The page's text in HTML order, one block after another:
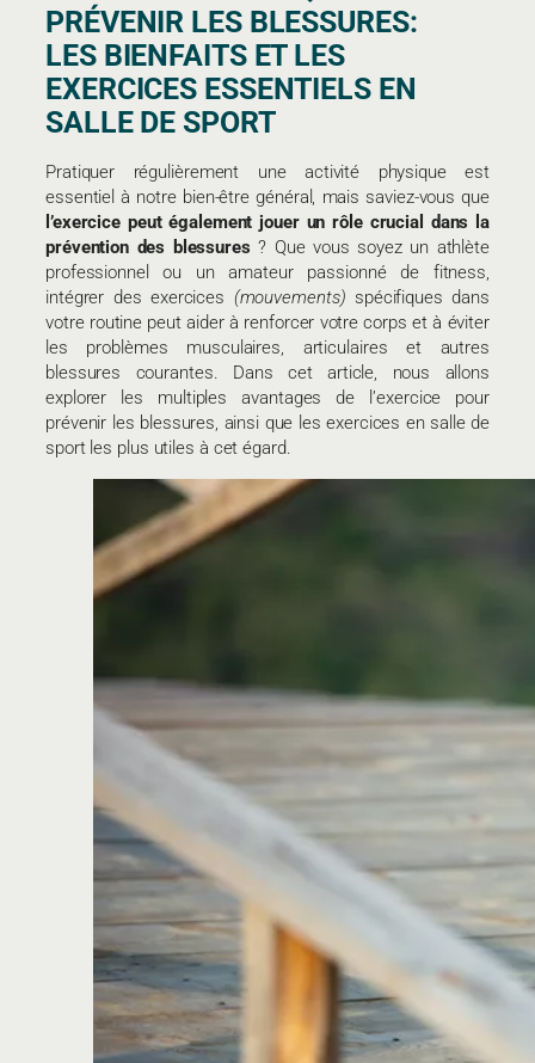
PRÉVENIR LES BLESSURES:
LES BIENFAITS ET LES
EXERCICES ESSENTIELS EN
SALLE DE SPORT
Pratiquer régulièrement une activité physique est
essentiel à notre bien-être général, mais saviez-vous que
l’exercice peut également jouer un rôle crucial dans la
prévention des blessures ? Que vous soyez un athlète
professionnel ou un amateur passionné de fitness,
intégrer des exercices (mouvements) spécifiques dans
votre routine peut aider à renforcer votre corps et à éviter
les problèmes musculaires, articulaires et autres
blessures courantes. Dans cet article, nous allons
explorer les multiples avantages de l’exercice pour
prévenir les blessures, ainsi que les exercices en salle de
sport les plus utiles à cet égard.